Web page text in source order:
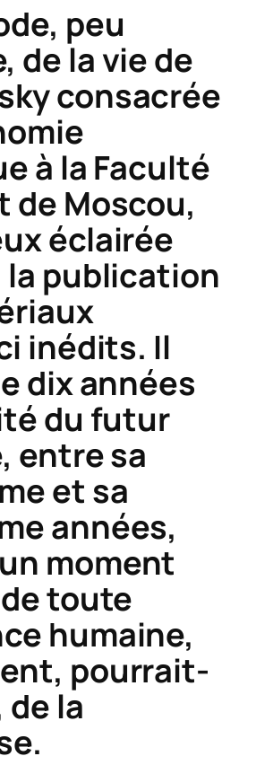
peu
de la vie de
consacrée
à la Faculté
de Moscou,
éclairée
la publication
inédits. Il
dix années
du futur
entre sa
et sa
années,
moment
toute
humaine,
pourrait-
de la